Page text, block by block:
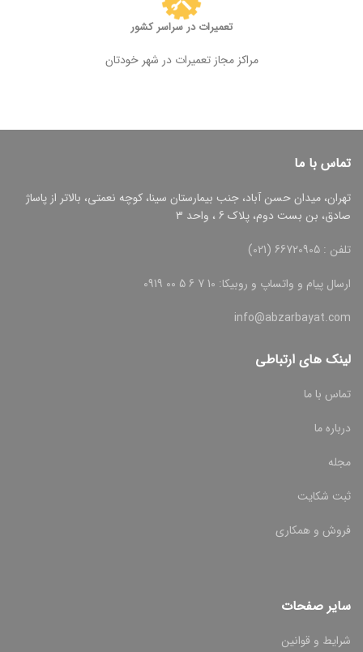
تعمیرات در سراسر کشور
مراکز مجاز تعمیرات در شهر خودتان
تماس با ما
تهران، میدان حسن آباد، جنب بیمارستان سینا، کوچه نعمتی، بالاتر از پاساژ
صادق، بن بست دوم، پلاک 6 ، واحد 3
تلفن : 66720905 (021)
ارسال پیام و واتساپ و روبیکا: 10 7 6 5 00 0919
info@abzarbayat.com
لینک های ارتباطی
تماس با ما
درباره ما
مجله
ثبت شکایت
فروش و همکاری
سایر صفحات
شرایط و قوانین